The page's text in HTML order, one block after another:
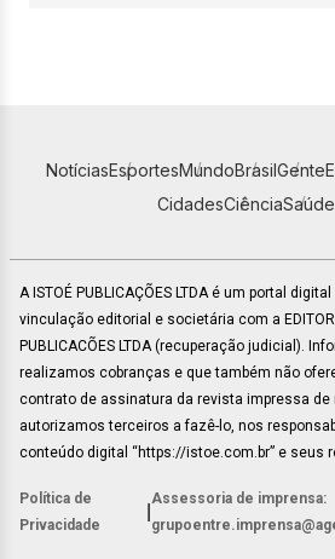
NotíciasEsportesMundoBrasilGente
CidadesCiênciaSaúde
A ISTOÉ PUBLICAÇÕES LTDA é um portal
vinculação editorial e societária com a
PUBLICACÕES LTDA (recuperação judicial).
realizamos cobranças e que também não
contrato de assinatura da revista impressa de
autorizamos terceiros a fazê-lo, nos
conteúdo digital “https://istoe.com.br” e seus
Política de
Privacidade
Assessoria de imprensa: